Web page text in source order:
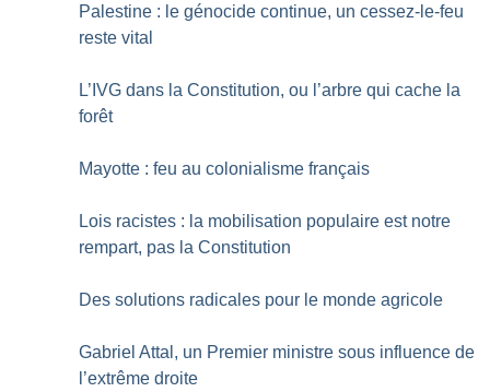
Palestine : le génocide continue, un cessez-le-feu
reste vital
L’IVG dans la Constitution, ou l’arbre qui cache la
forêt
Mayotte : feu au colonialisme français
Lois racistes : la mobilisation populaire est notre
rempart, pas la Constitution
Des solutions radicales pour le monde agricole
Gabriel Attal, un Premier ministre sous influence de
l’extrême droite